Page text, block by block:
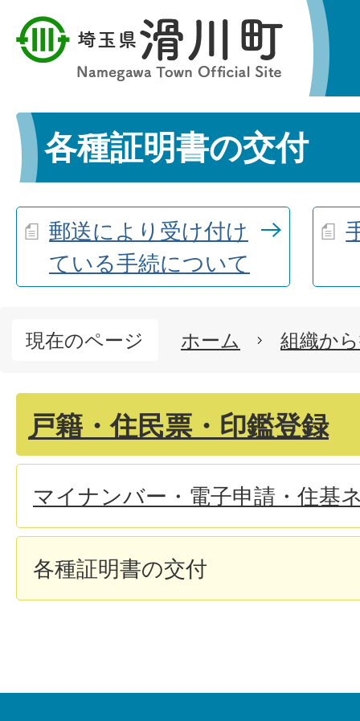
各種証明書の交付
郵送により受け付け
ている手続について
現在のページ ホーム 組織か
戸籍・住民票・印鑑登録
マイナンバー・電子申請・住基
各種証明書の交付